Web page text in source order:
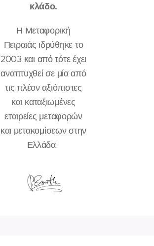
κλάδο.
Η Μεταφορική
Πειραιάς ιδρύθηκε το
2003 και από τότε έχει
αναπτυχθεί σε μία από
τις πλέον αξιόπιστες
και καταξιωμένες
εταιρείες μεταφορών
και μετακομίσεων στην
Ελλάδα.